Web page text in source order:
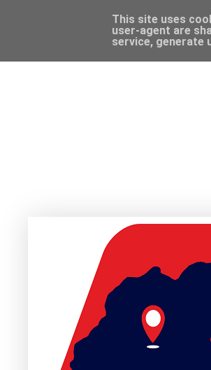
This site uses
user-agent are
service, generate